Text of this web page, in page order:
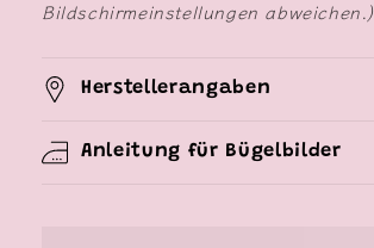
Bildschirmeinstellungen abweichen.)
Herstellerangaben
Anleitung für Bügelbilder